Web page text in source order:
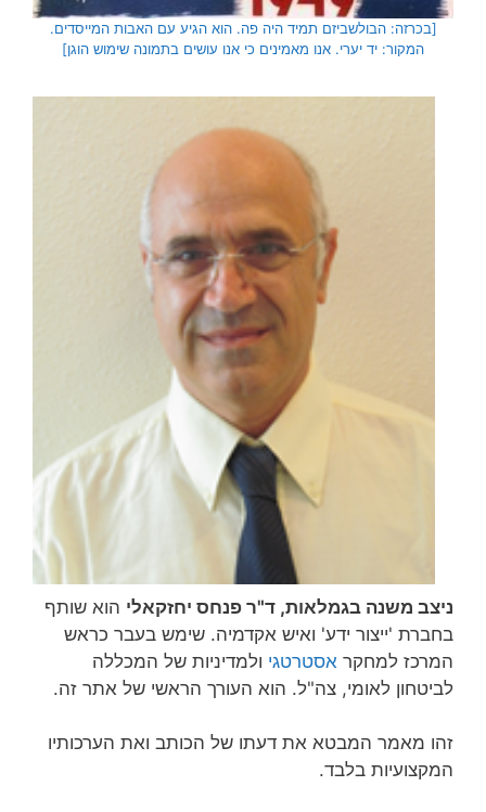
[בכרזה: הבולשביזם תמיד היה פה. הוא הגיע עם האבות המייסדים.
המקור: יד יערי. אנו מאמינים כי אנו עושים בתמונה שימוש הוגן]
ניצב משנה בגמלאות, ד"ר פנחס יחזקאלי הוא שותף
בחברת 'ייצור ידע' ואיש אקדמיה. שימש בעבר כראש
המרכז למחקר אסטרטגי ולמדיניות של המכללה
לביטחון לאומי, צה"ל. הוא העורך הראשי של אתר זה.
זהו מאמר המבטא את דעתו של הכותב ואת הערכותיו
המקצועיות בלבד.